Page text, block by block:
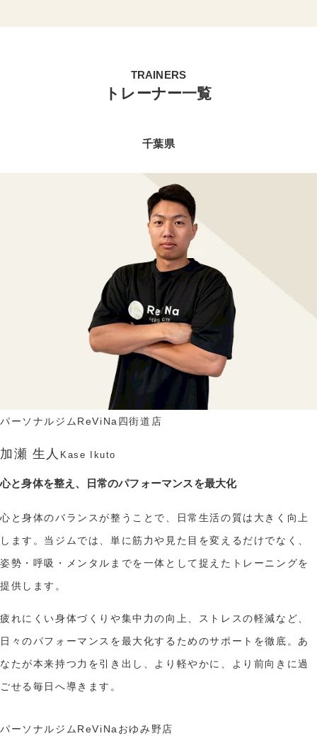
TRAINERS
トレーナー一覧
千葉県
パーソナルジムReViNa四街道店
加瀬 生人 Kase Ikuto
心と身体を整え、日常のパフォーマンスを最大化
心と身体のバランスが整うことで、日常生活の質は大きく向上
します。当ジムでは、単に筋力や見た目を変えるだけでなく、
姿勢・呼吸・メンタルまでを一体として捉えたトレーニングを
提供します。
疲れにくい身体づくりや集中力の向上、ストレスの軽減など、
日々のパフォーマンスを最大化するためのサポートを徹底。あ
なたが本来持つ力を引き出し、より軽やかに、より前向きに過
ごせる毎日へ導きます。
パーソナルジムReViNaおゆみ野店